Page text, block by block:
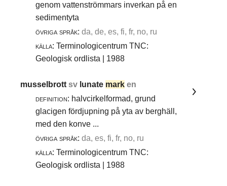
genom vattenströmmars inverkan på en
sedimentyta
övriga språk: da, de, es, fi, fr, no, ru
källa: Terminologicentrum TNC:
Geologisk ordlista | 1988
musselbrottsv lunate mark en
definition: halvcirkelformad, grund
glacigen fördjupning på yta av berghäll,
med den konve ...
övriga språk: da, es, fi, fr, no, ru
källa: Terminologicentrum TNC:
Geologisk ordlista | 1988